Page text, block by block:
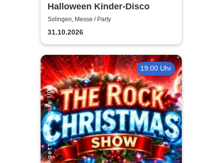
Halloween Kinder-Disco
Solingen, Messe / Party
31.10.2026
19:00 Uhr